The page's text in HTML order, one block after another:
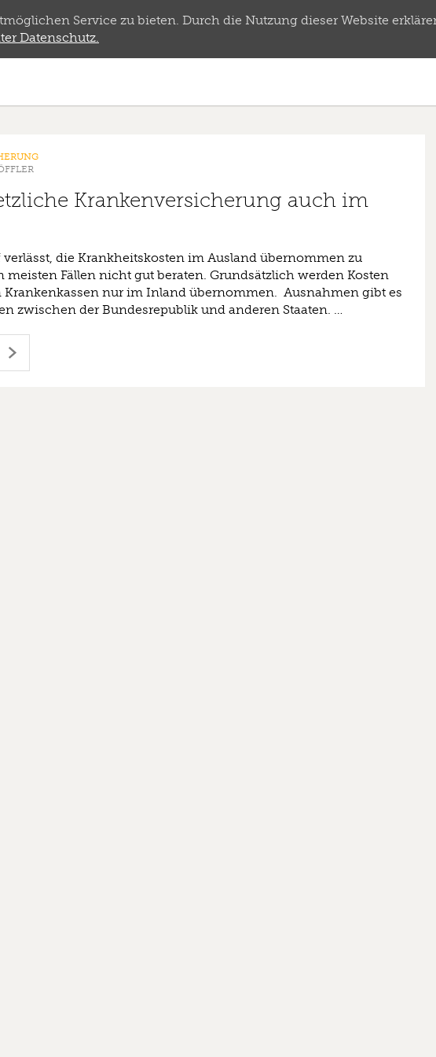
Krankenversicherung auch im
die Krankheitskosten im Ausland übernommen zu
meisten Fällen nicht gut beraten. Grundsätzlich werden Kosten
Krankenkassen nur im Inland übernommen. Ausnahmen gibt es
zwischen der Bundesrepublik und anderen Staaten. …
Service zu bieten. Durch die Nutzung dieser Website
Datenschutz.